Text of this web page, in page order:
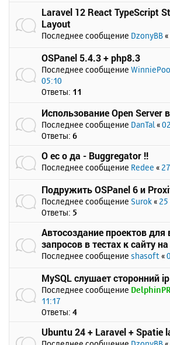
Laravel 12 React TypeScript
Layout
Последнее сообщение DzonyBB «
OSPanel 5.4.3 + php8.3
Последнее сообщение
05:10
Ответы: 11
Использование Open Server
Последнее сообщение DanTal «
Ответы: 6
О ес о да - Buggregator !!
Последнее сообщение Redee «
Подружить OSPanel 6 и
Последнее сообщение Surok « 25
Ответы: 5
Автосоздание проектов
запросов в тестах к сайту
Последнее сообщение shasoft «
MySQL слушает сторонний ip
Последнее сообщение
11:17
Ответы: 4
Ubuntu 24 + Laravel + Spatie